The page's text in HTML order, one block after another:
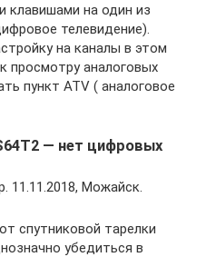
клавишами на один из
телевидение).
на каналы в этом
просмотру аналоговых
пункт ATV ( аналоговое
— нет цифровых
11.11.2018, Можайск.
спутниковой тарелки
убедиться в